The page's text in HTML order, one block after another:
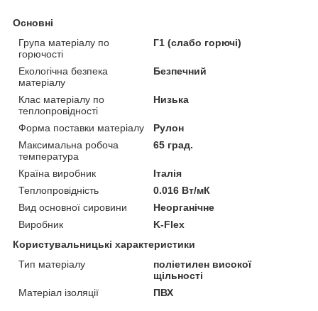
Основні
Група матеріалу по
горючості
Г1 (слабо горючі)
Екологічна безпека
матеріалу
Безпечний
Клас матеріалу по
теплопровідності
Низька
Форма поставки матеріалу
Рулон
Максимальна робоча
температура
65 град.
Країна виробник
Італія
Теплопровідність
0.016 Вт/мК
Вид основної сировини
Неорганічне
Виробник
K-Flex
Користувальницькі характеристики
Тип матеріалу
поліетилен високої
щільності
Матеріал ізоляції
ПВХ